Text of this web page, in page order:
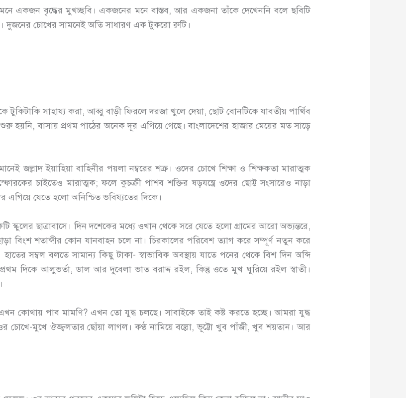
একজন বৃদ্ধের মুখচ্ছবি। একজনের মনে বাস্তব, আর একজনা তাঁকে দেখেননি বলে ছবিটি
দুজনের চোখের সামনেই অতি সাধারণ এক টুকরো রুটি।
টুকিটাকি সাহায্য করা, আব্বু বাড়ী ফিরলে দরজা খুলে দেয়া, ছোট বোনটিকে যাবতীয় পার্থিব
হয়নি, বাসায় প্রথম পাঠের অনেক দূর এগিয়ে গেছে। বাংলাদেশের হাজার মেয়ের মত সাড়ে
ইয়াহিয়া বাহিনীর পয়লা নম্বরের শক্র। ওদের চোখে শিক্ষা ও শিক্ষকতা মারাত্মক
চাইতেও মারাত্মক; ফলে কুচক্রী পাশব শক্তির ষড়যন্ত্রে ওদের ছোট্ট সংসারেও নাড়া
এগিয়ে যেতে হলো অনিশ্চিত ভবিষ্যতের দিকে।
ছাত্রাবাসে। দিন দশেকের মধ্যে ওখান থেকে সরে যেতে হলো গ্রামের আরো অভ্যন্তরে,
বিংশ শতাব্দীর কোন যানবাহন চলে না। চিরকালের পরিবেশ ত্যাগ করে সম্পূর্ণ নতুন করে
সম্বল বলতে সামান্য কিছু টাকা- স্বাভাবিক অবস্থায় যাতে পনের থেকে বিশ দিন অব্দি
দিকে আলুভর্তা, ডাল আর দুবেলা ভাত বরাদ্দ রইল, কিন্তু ওতে মুখ ঘুরিয়ে রইল স্বাতী।
পাব মামণি? এখন তো যুদ্ধ চলছে। সাবাইকে তাই কষ্ট করতে হচ্ছে। আমরা যুদ্ধ
চোখে-মুখে ঔজ্জ্বলতার ছোঁয়া লাগল। কণ্ঠ নামিয়ে বল্লো, ভূট্টো খুব পাঁজী, খুব শয়তান। আর